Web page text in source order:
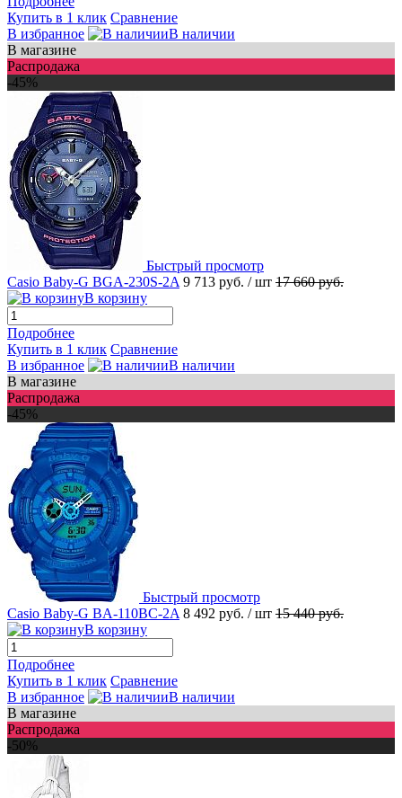
Купить в 1 клик Сравнение
В избранное
В наличии
В магазине
Распродажа
-45%
Быстрый просмотр
Casio Baby-G BGA-230S-2A 9 713 руб. / шт 17 660 руб.
В корзину
Подробнее
Купить в 1 клик Сравнение
В избранное
В наличии
В магазине
Распродажа
-45%
Быстрый просмотр
Casio Baby-G BA-110BC-2A 8 492 руб. / шт 15 440 руб.
В корзину
Подробнее
Купить в 1 клик Сравнение
В избранное
В наличии
В магазине
Распродажа
-50%